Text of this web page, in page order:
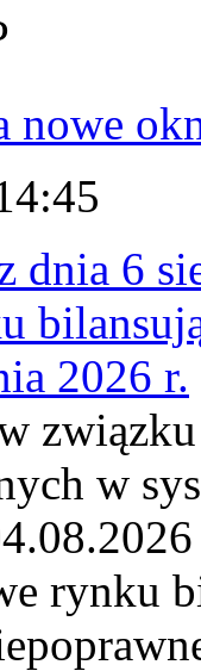
nowe
dnia 6
2026 r.
w
rynku